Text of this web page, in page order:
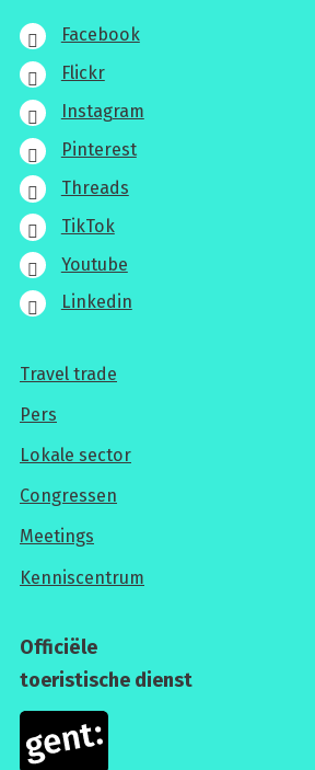
Facebook
Flickr
Instagram
Pinterest
Threads
TikTok
Youtube
Linkedin
Voor
professionals
Travel trade
Pers
Lokale sector
Congressen
Meetings
Kenniscentrum
Officiële
toeristische dienst